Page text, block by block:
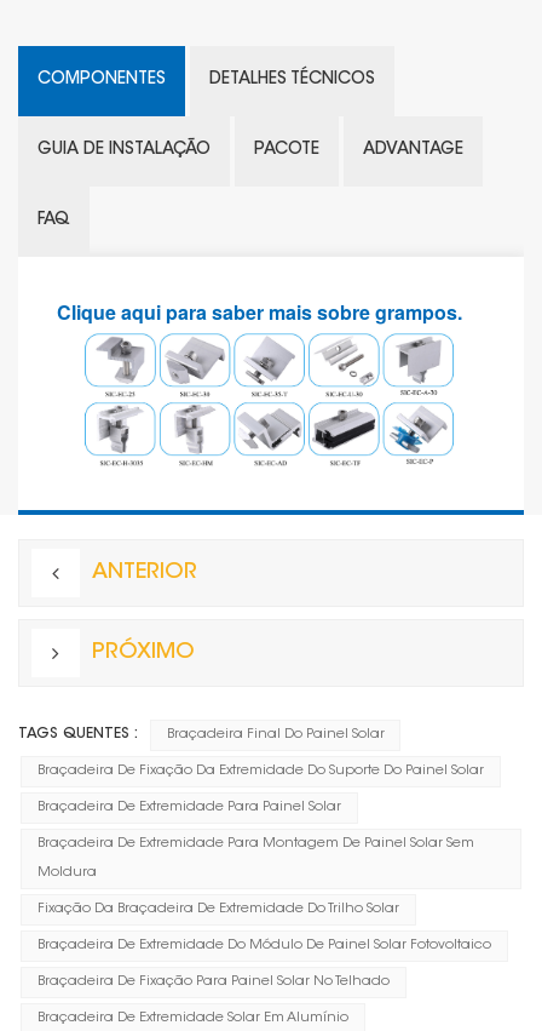
COMPONENTES DETALHES TÉCNICOS
GUIA DE INSTALAÇÃO PACOTE ADVANTAGE
FAQ
Clique aqui para saber mais sobre grampos.
ANTERIOR
PRÓXIMO
TAGS QUENTES : Braçadeira Final Do Painel Solar
Braçadeira De Fixação Da Extremidade Do Suporte Do Painel Solar
Braçadeira De Extremidade Para Painel Solar
Braçadeira De Extremidade Para Montagem De Painel Solar Sem
Moldura
Fixação Da Braçadeira De Extremidade Do Trilho Solar
Braçadeira De Extremidade Do Módulo De Painel Solar Fotovoltaico
Braçadeira De Fixação Para Painel Solar No Telhado
Braçadeira De Extremidade Solar Em Alumínio